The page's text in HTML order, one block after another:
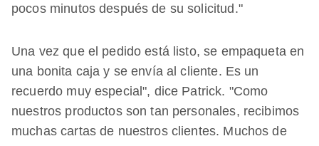
pocos minutos después de su solicitud."
Una vez que el pedido está listo, se empaqueta en
una bonita caja y se envía al cliente. Es un
recuerdo muy especial", dice Patrick. "Como
nuestros productos son tan personales, recibimos
muchas cartas de nuestros clientes. Muchos de